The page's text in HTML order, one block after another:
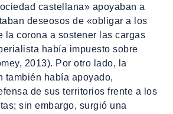
castellana» apoyaban a
deseosos de «obligar a los
la corona a sostener las cargas
había impuesto sobre
2013). Por otro lado, la
también había apoyado,
de sus territorios frente a los
sin embargo, surgió una